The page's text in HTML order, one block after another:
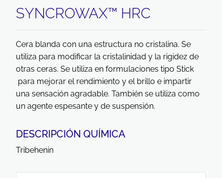
SYNCROWAX™ HRC
Cera blanda con una estructura no cristalina. Se
utiliza para modificar la cristalinidad y la rigidez de
otras ceras. Se utiliza en formulaciones tipo Stick
para mejorar el rendimiento y el brillo e impartir
una sensación agradable. También se utiliza como
un agente espesante y de suspensión.
DESCRIPCIÓN QUÍMICA
Tribehenin